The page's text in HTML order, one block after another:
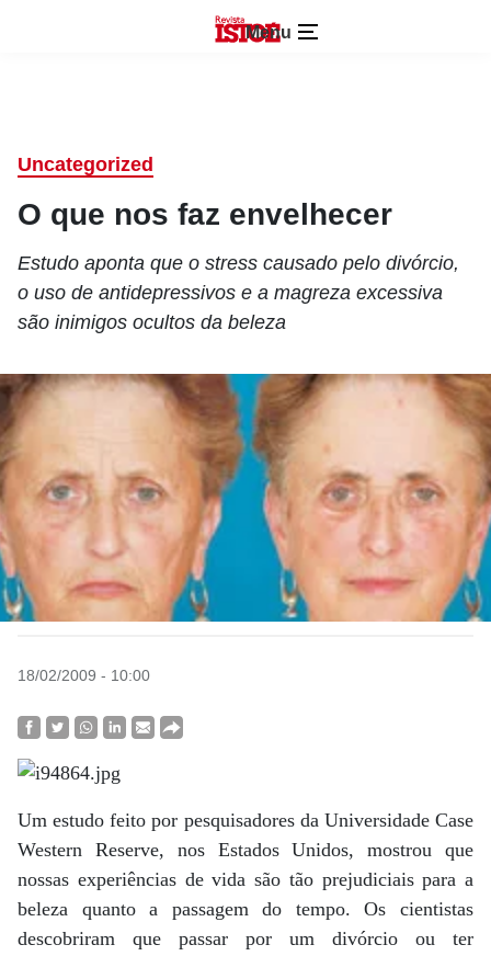
Menu
Uncategorized
O que nos faz envelhecer
Estudo aponta que o stress causado pelo divórcio,
o uso de antidepressivos e a magreza excessiva
são inimigos ocultos da beleza
18/02/2009 - 10:00
Um estudo feito por pesquisadores da Universidade Case
Western Reserve, nos Estados Unidos, mostrou que
nossas experiências de vida são tão prejudiciais para a
beleza quanto a passagem do tempo. Os cientistas
descobriram que passar por um divórcio ou ter